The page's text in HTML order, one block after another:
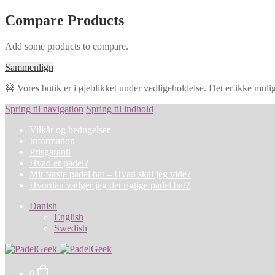
Compare Products
Add some products to compare.
Sammenlign
🚧 Vores butik er i øjeblikket under vedligeholdelse. Det er ikke
Spring til navigation Spring til indhold
Vilkår og betingelser
Information
Prisgaranti
Hvad er padel?
Mit første padel bat – Hvad skal jeg vide?
Hvordan vælger jeg det rigtige padel bat?
Danish
English
Swedish